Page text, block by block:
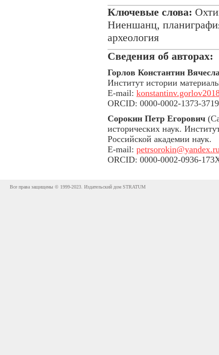
Ключевые слова:
Ниеншанц,
археология
Сведения об авторах:
Горлов Константин
Институт истории
E-mail:
ORCID: 0000-0002-1373-3719
Сорокин Петр Егорович
исторических наук.
Российской академии наук.
E-mail:
ORCID: 0000-0002-0936-
Все права защищены © 1999-2023. Издательский дом STRATUM